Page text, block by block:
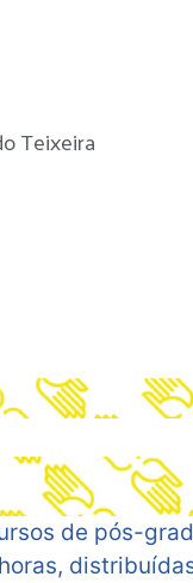
Teixeira
de pós-